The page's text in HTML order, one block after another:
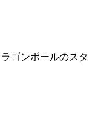
ゴンボールのスタ